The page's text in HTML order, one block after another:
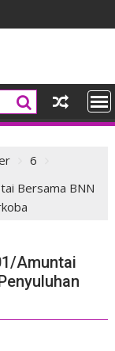
6
Bersama BNN
Amuntai